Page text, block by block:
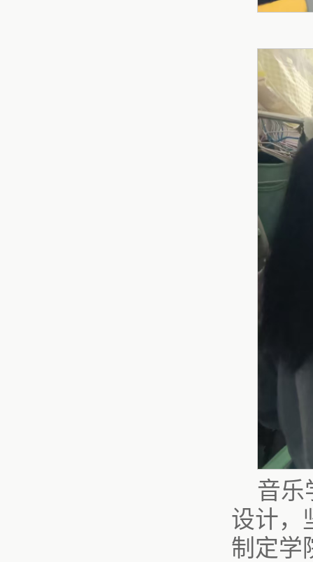
音乐
设计，
制定学